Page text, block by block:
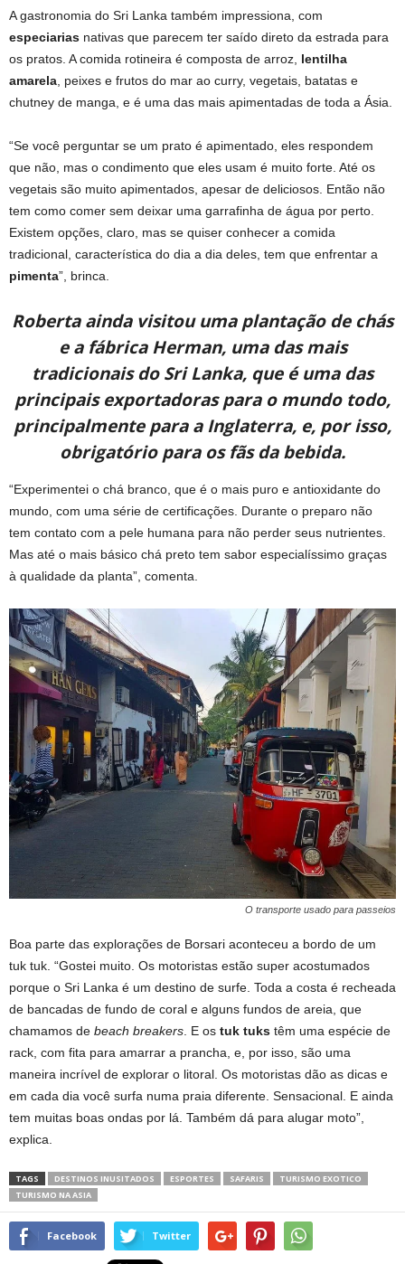
A gastronomia do Sri Lanka também impressiona, com
especiarias nativas que parecem ter saído direto da estrada para
os pratos. A comida rotineira é composta de arroz, lentilha
amarela , peixes e frutos do mar ao curry, vegetais, batatas e
chutney de manga, e é uma das mais apimentadas de toda a Ásia.
“Se você perguntar se um prato é apimentado, eles respondem
que não, mas o condimento que eles usam é muito forte. Até os
vegetais são muito apimentados, apesar de deliciosos. Então não
tem como comer sem deixar uma garrafinha de água por perto.
Existem opções, claro, mas se quiser conhecer a comida
tradicional, característica do dia a dia deles, tem que enfrentar a
pimenta”, brinca.
Roberta ainda visitou uma plantação de chás
e a fábrica Herman, uma das mais
tradicionais do Sri Lanka, que é uma das
principais exportadoras para o mundo todo,
principalmente para a Inglaterra, e, por isso,
obrigatório para os fãs da bebida.
“Experimentei o chá branco, que é o mais puro e antioxidante do
mundo, com uma série de certificações. Durante o preparo não
tem contato com a pele humana para não perder seus nutrientes.
Mas até o mais básico chá preto tem sabor especialíssimo graças
à qualidade da planta”, comenta.
O transporte usado para passeios
Boa parte das explorações de Borsari aconteceu a bordo de um
tuk tuk. “Gostei muito. Os motoristas estão super acostumados
porque o Sri Lanka é um destino de surfe. Toda a costa é recheada
de bancadas de fundo de coral e alguns fundos de areia, que
chamamos de beach breakers . E os tuk tuks têm uma espécie de
rack, com fita para amarrar a prancha, e, por isso, são uma
maneira incrível de explorar o litoral. Os motoristas dão as dicas e
em cada dia você surfa numa praia diferente. Sensacional. E ainda
tem muitas boas ondas por lá. Também dá para alugar moto”,
explica.
TAGS DESTINOS INUSITADOS ESPORTES SAFARIS
TURISMO EXOTICO
TURISMO NA ASIA
Facebook Twitter